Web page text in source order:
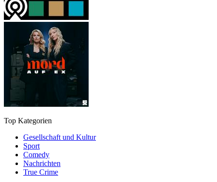
Top Kategorien
Gesellschaft und Kultur
Sport
Comedy
Nachrichten
True Crime